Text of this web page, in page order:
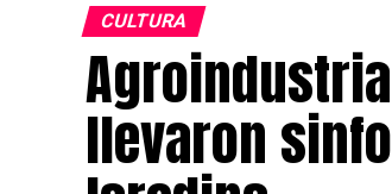
CULTURA
llevaron